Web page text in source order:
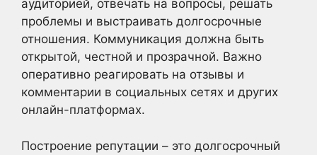
аудиторией, отвечать на вопросы, решать
проблемы и выстраивать долгосрочные
отношения. Коммуникация должна быть
открытой, честной и прозрачной. Важно
оперативно реагировать на отзывы и
комментарии в социальных сетях и других
онлайн-платформах.
Построение репутации – это долгосрочный